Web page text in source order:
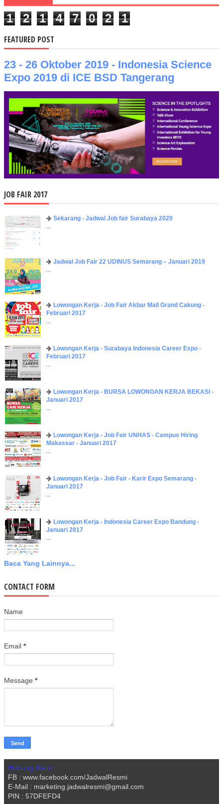
1 2 1 4 7 0 2 1
FEATURED POST
23 - 26 Oktober 2019 - Indonesia Science
Expo 2019 di ICE BSD Tangerang
JOB FAIR 2017
Sekarang - Jadwal Job fair Surabaya 2020
...
Jadwal Job Fair 22 UDINUS Semarang – Januari 2019
...
Lowongan Kerja - Job Fair ​Akbar ​Mall Grand Cakung -
Februari 2017
...
Lowongan Kerja - Surabaya Indonesia Career Expo -
Februari 2017
...
Lowongan Kerja - BURSA LOWONGAN KERJA BEKASI -
Januari 2017
...
Lowongan Kerja - Job Fair UNHAS - Campus Hiring
Makassar - Januari 2017
...
Lowongan Kerja - Job Fair - Karir Expo Semarang -
Januari 2017
...
Lowongan Kerja - Indonesia Career Expo Bandung -
Januari 2017
...
Baca Yang Lainnya...
CONTACT FORM
Name
Email *
Message *
Hubungi Kami :
FB : www.facebook.com/JadwalResmi
E-Mail : marketing.jadwalresmi@gmail.com
PIN : 57DFEFD4